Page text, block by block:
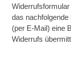
das
(per E-Mail) eine
Widerrufs